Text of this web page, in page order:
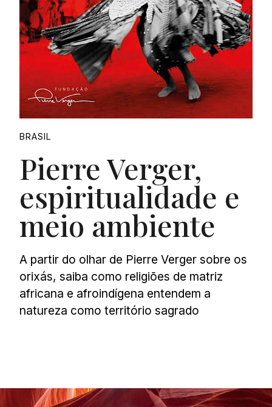
BRASIL
Pierre Verger,
espiritualidade e
meio ambiente
A partir do olhar de Pierre Verger sobre os
orixás, saiba como religiões de matriz
africana e afroindígena entendem a
natureza como território sagrado